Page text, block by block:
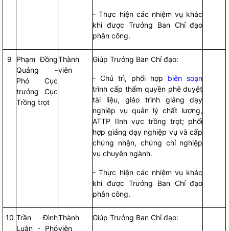
- Thực hiện các nhiệm vụ khác
khi được Trưởng Ban Chỉ đạo
phân công.
9
Phạm Đồng
Quảng -
Phó Cục
trưởng Cục
Trồng trọt
Thành
viên
Giúp Trưởng BanChỉ đạo:
- Chủ trì, phối hợp biên soạn
trình cấp thẩm quyềnphê duyệt
tài liệu, giáo trình giảng dạy
nghiệp vụ quản lý chất lượng,
ATTP lĩnh vực trồng trọt; phối
hợp giảng dạy nghiệp vụ và cấp
chứng nhận, chứng chỉ nghiệp
vụ chuyên ngành.
- Thực hiện các nhiệm vụ khác
khi được Trưởng Ban Chỉ đạo
phân công.
10 Trần Đình
Luân - Phó
Thành
viên
Giúp Trưởng BanChỉ đạo: